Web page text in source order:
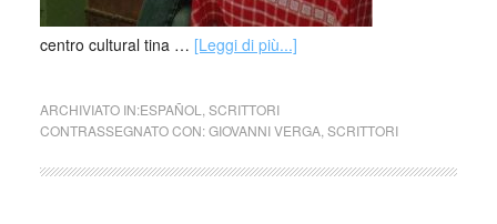
centro cultural tina … [Leggi di più...]
ARCHIVIATO IN:ESPAÑOL
SCRITTORI
CONTRASSEGNATO CON:GIOVANNI VERGA, SCRITTORI